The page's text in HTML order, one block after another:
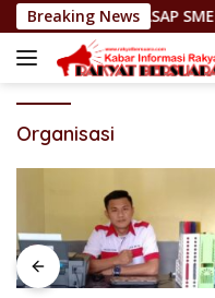
Langsung
ke
konten
Breaking News
SMELTER
Organisasi